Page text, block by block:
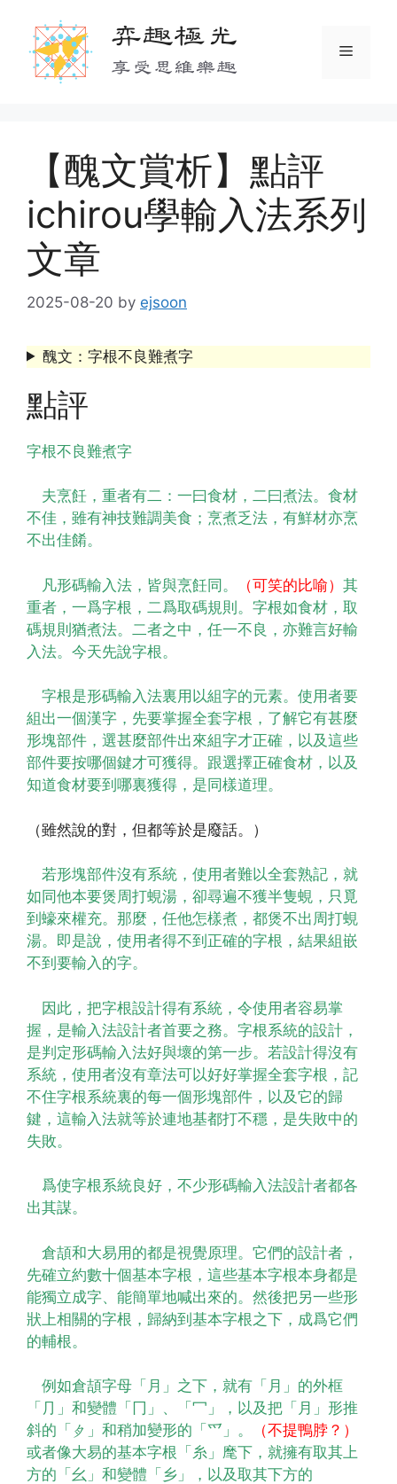
content
弈趣極光
享受思維樂趣
Menu
【醜文賞析】點評
ichirou學輸入法系列
文章
2025-08-20 by ejsoon
醜文：字根不良難煮字
點評
字根不良難煮字
夫烹飪，重者有二：一曰食材，二曰煮法。食材
不佳，雖有神技難調美食；烹煮乏法，有鮮材亦烹
不出佳餚。
凡形碼輸入法，皆與烹飪同。 （可笑的比喻） 其
重者，一爲字根，二爲取碼規則。字根如食材，取
碼規則猶煮法。二者之中，任一不良，亦難言好輸
入法。今天先說字根。
字根是形碼輸入法裏用以組字的元素。使用者要
組出一個漢字，先要掌握全套字根，了解它有甚麼
形塊部件，選甚麼部件出來組字才正確，以及這些
部件要按哪個鍵才可獲得。跟選擇正確食材，以及
知道食材要到哪裏獲得，是同樣道理。
（雖然說的對，但都等於是廢話。）
若形塊部件沒有系統，使用者難以全套熟記，就
如同他本要煲周打蜆湯，卻尋遍不獲半隻蜆，只覓
到蠔來權充。那麼，任他怎樣煮，都煲不出周打蜆
湯。即是說，使用者得不到正確的字根，結果組嵌
不到要輸入的字。
因此，把字根設計得有系統，令使用者容易掌
握，是輸入法設計者首要之務。字根系統的設計，
是判定形碼輸入法好與壞的第一步。若設計得沒有
系統，使用者沒有章法可以好好掌握全套字根，記
不住字根系統裏的每一個形塊部件，以及它的歸
鍵，這輸入法就等於連地基都打不穩，是失敗中的
失敗。
爲使字根系統良好，不少形碼輸入法設計者都各
出其謀。
倉頡和大易用的都是視覺原理。它們的設計者，
先確立約數十個基本字根，這些基本字根本身都是
能獨立成字、能簡單地喊出來的。然後把另一些形
狀上相關的字根，歸納到基本字根之下，成爲它們
的輔根。
例如倉頡字母「月」之下，就有「月」的外框
「⺆」和變體「冂」、「冖」，以及把「月」形推
斜的「 ┎ 」和稍加變形的「爫」。
（不提鴨脖？）
或者像大易的基本字根「糸」麾下，就擁有取其上
方的「幺」和變體「乡」，以及取其下方的